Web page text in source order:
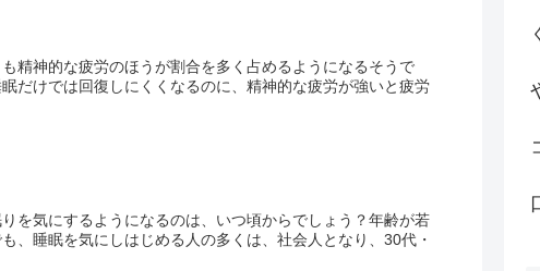
精神的な疲労のほうが割合を多く占めるようになるそうで
だけでは回復しにくくなるのに、精神的な疲労が強いと疲労
を気にするようになるのは、いつ頃からでしょう？年齢が若
、睡眠を気にしはじめる人の多くは、社会人となり、30代・